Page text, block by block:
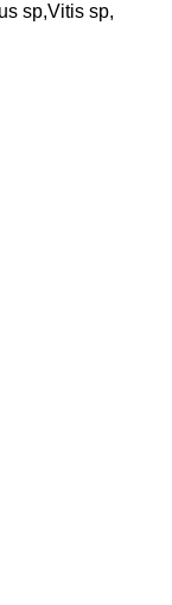
sp,Vitis sp,